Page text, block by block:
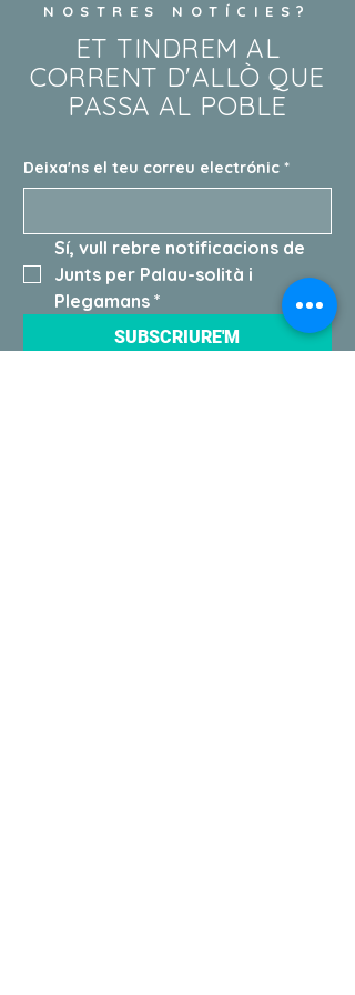
NOSTRES NOTÍCIES?
ET TINDREM AL
CORRENT D'ALLÒ QUE
PASSA AL POBLE
Deixa'ns el teu correu electrónic *
Sí, vull rebre notificacions de
Junts per Palau-solità i
Plegamans *
SUBSCRIURE'M